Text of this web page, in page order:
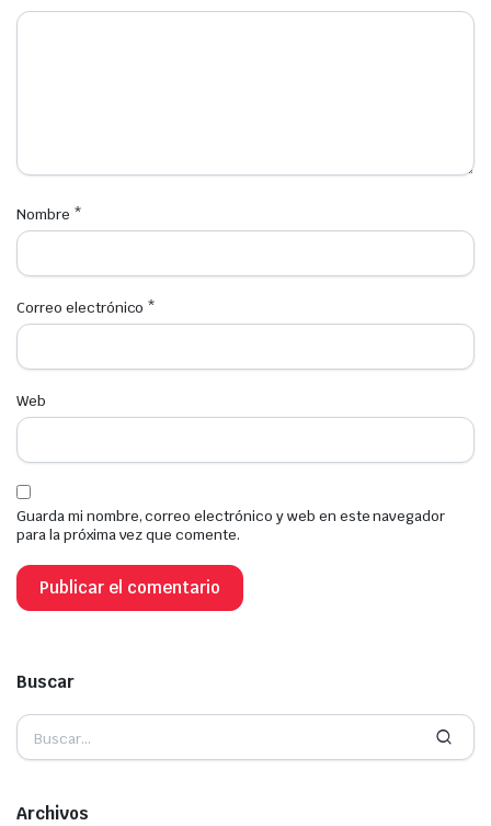
Nombre *
Correo electrónico *
Web
Guarda mi nombre, correo electrónico y web en este navegador
para la próxima vez que comente.
Buscar
Archivos